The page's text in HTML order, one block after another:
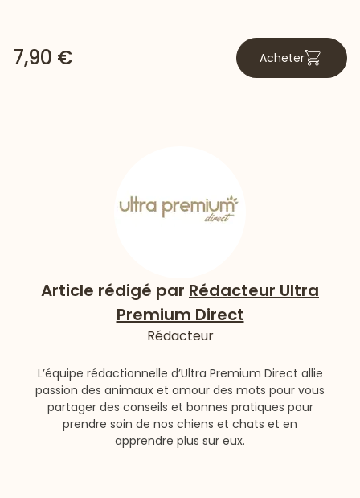
7,90 € Acheter
Article rédigé par Rédacteur Ultra
Premium Direct
Rédacteur
L’équipe rédactionnelle d’Ultra Premium Direct allie
passion des animaux et amour des mots pour vous
partager des conseils et bonnes pratiques pour
prendre soin de nos chiens et chats et en
apprendre plus sur eux.